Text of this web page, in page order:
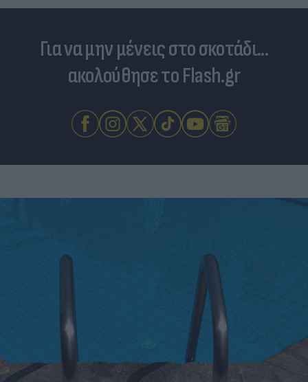
Για να μην μένεις στο σκοτάδι...
ακολούθησε το Flash.gr